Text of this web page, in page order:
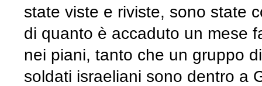
state viste e riviste, sono state
di quanto è accaduto un mese
nei piani, tanto che un gruppo
soldati israeliani sono dentro a